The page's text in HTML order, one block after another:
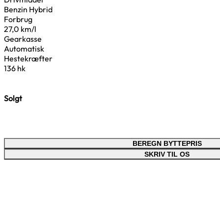
Benzin Hybrid
Forbrug
27,0 km/l
Gearkasse
Automatisk
Hestekræfter
136 hk
Solgt
BEREGN BYTTEPRIS
SKRIV TIL OS